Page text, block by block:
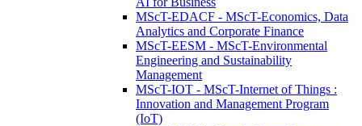
MScT-EDACF - MScT-Economics, Data
Analytics and Corporate Finance
MScT-EESM - MScT-Environmental
Engineering and Sustainability
Management
MScT-IOT - MScT-Internet of Things :
Innovation and Management Program
(IoT)